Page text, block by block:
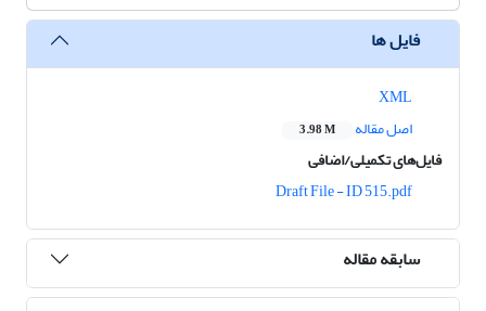
فایل ها
اصل مقاله
3.98 M
فایل‌های تکمیلی/اضافی
Draft File - ID 515.pdf
سابقه مقاله